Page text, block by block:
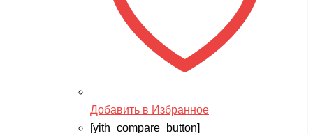
Добавить в Избранное
[yith_compare_button]